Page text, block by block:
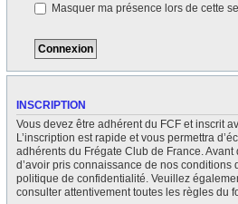
Masquer ma présence lors de cette
INSCRIPTION
Vous devez être adhérent du FCF et inscrit
L’inscription est rapide et vous permettra
adhérents du Frégate Club de France.
d’avoir pris connaissance de nos conditions
politique de confidentialité. Veuillez
consulter attentivement toutes les règles du